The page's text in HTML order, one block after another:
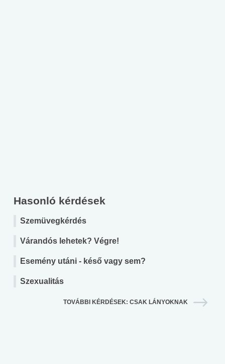
Hasonló kérdések
Szemüvegkérdés
Várandós lehetek? Végre!
Esemény utáni - késő vagy sem?
Szexualitás
TOVÁBBI KÉRDÉSEK: CSAK LÁNYOKNAK